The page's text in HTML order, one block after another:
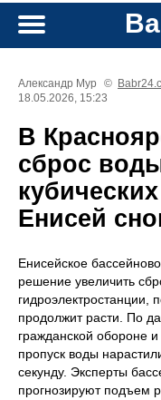
Александр Мур ©
18.05.2026, 15:23
В
сброс
Енисей
Енисейское
решение увеличить
гидроэлектростанции,
продолжит расти. По
гражданской обороне
пропуск воды
секунду. Эксперты
прогнозируют подъем